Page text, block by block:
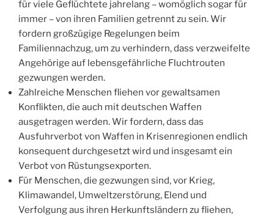
für viele Geflüchtete jahrelang – womöglich sogar für
immer – von ihren Familien getrennt zu sein. Wir
fordern großzügige Regelungen beim
Familiennachzug, um zu verhindern, dass verzweifelte
Angehörige auf lebensgefährliche Fluchtrouten
gezwungen werden.
Zahlreiche Menschen fliehen vor gewaltsamen
Konflikten, die auch mit deutschen Waffen
ausgetragen werden. Wir fordern, dass das
Ausfuhrverbot von Waffen in Krisenregionen endlich
konsequent durchgesetzt wird und insgesamt ein
Verbot von Rüstungsexporten.
Für Menschen, die gezwungen sind, vor Krieg,
Klimawandel, Umweltzerstörung, Elend und
Verfolgung aus ihren Herkunftsländern zu fliehen,